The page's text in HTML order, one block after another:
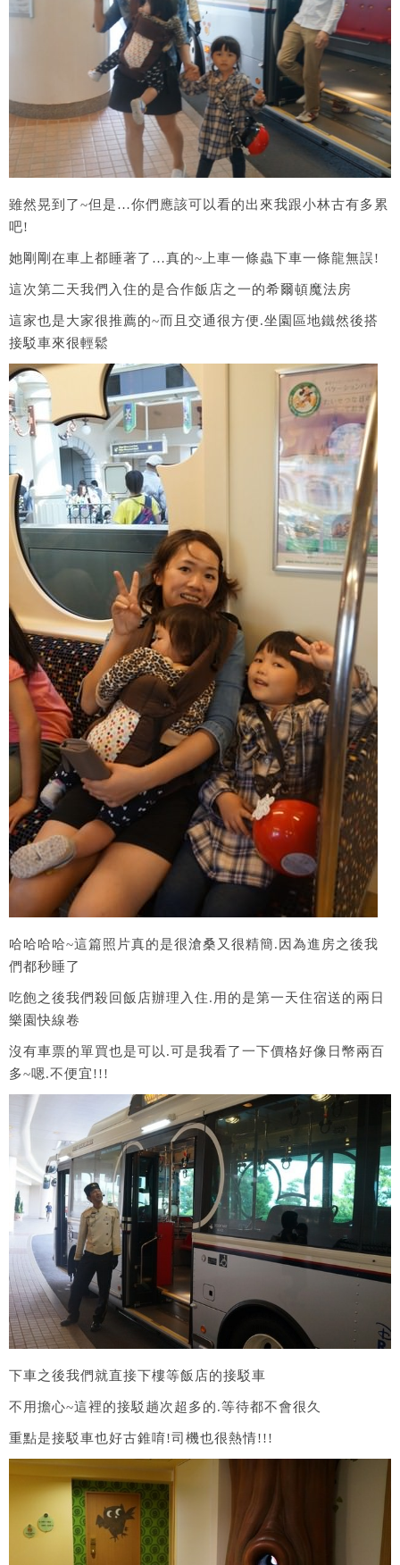
雖然晃到了~但是…你們應該可以看的出來我跟小林古有多累
吧!
她剛剛在車上都睡著了…真的~上車一條蟲下車一條龍無誤!
這次第二天我們入住的是合作飯店之一的希爾頓魔法房
這家也是大家很推薦的~而且交通很方便.坐園區地鐵然後搭
接駁車來很輕鬆
哈哈哈哈~這篇照片真的是很滄桑又很精簡.因為進房之後我
們都秒睡了
吃飽之後我們殺回飯店辦理入住.用的是第一天住宿送的兩日
樂園快線卷
沒有車票的單買也是可以.可是我看了一下價格好像日幣兩百
多~嗯.不便宜!!!
下車之後我們就直接下樓等飯店的接駁車
不用擔心~這裡的接駁趟次超多的.等待都不會很久
重點是接駁車也好古錐唷!司機也很熱情!!!